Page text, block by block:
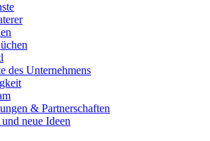
des Unternehmens
& Partnerschaften
neue Ideen